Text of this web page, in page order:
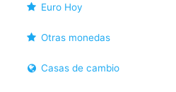
Euro Hoy
Otras monedas
Casas de cambio